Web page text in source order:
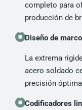
completo para
producción de
Diseño de
La extrema
acero soldado
precisión
Codificadores